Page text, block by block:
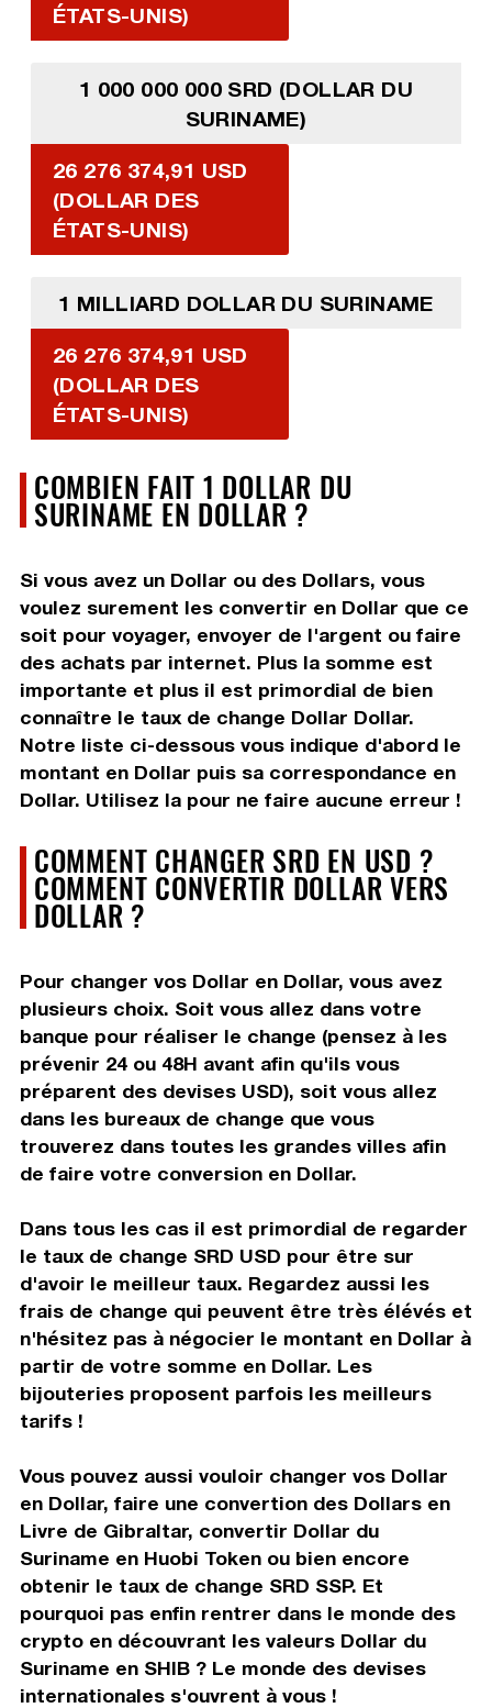
ÉTATS-UNIS)
1 000 000 000 SRD (DOLLAR DU
SURINAME)
26 276 374,91 USD
(DOLLAR DES
ÉTATS-UNIS)
1 MILLIARD DOLLAR DU SURINAME
26 276 374,91 USD
(DOLLAR DES
ÉTATS-UNIS)
COMBIEN FAIT 1 DOLLAR DU
SURINAME EN DOLLAR ?
Si vous avez un Dollar ou des Dollars, vous
voulez surement les convertir en Dollar que ce
soit pour voyager, envoyer de l'argent ou faire
des achats par internet. Plus la somme est
importante et plus il est primordial de bien
connaître le taux de change Dollar Dollar.
Notre liste ci-dessous vous indique d'abord le
montant en Dollar puis sa correspondance en
Dollar. Utilisez la pour ne faire aucune erreur !
COMMENT CHANGER SRD EN USD ?
COMMENT CONVERTIR DOLLAR VERS
DOLLAR ?
Pour changer vos Dollar en Dollar, vous avez
plusieurs choix. Soit vous allez dans votre
banque pour réaliser le change (pensez à les
prévenir 24 ou 48H avant afin qu'ils vous
préparent des devises USD), soit vous allez
dans les bureaux de change que vous
trouverez dans toutes les grandes villes afin
de faire votre conversion en Dollar.
Dans tous les cas il est primordial de regarder
le taux de change SRD USD pour être sur
d'avoir le meilleur taux. Regardez aussi les
frais de change qui peuvent être très élévés et
n'hésitez pas à négocier le montant en Dollar à
partir de votre somme en Dollar. Les
bijouteries proposent parfois les meilleurs
tarifs !
Vous pouvez aussi vouloir changer vos Dollar
en Dollar, faire une convertion des Dollars en
Livre de Gibraltar, convertir Dollar du
Suriname en Huobi Token ou bien encore
obtenir le taux de change SRD SSP. Et
pourquoi pas enfin rentrer dans le monde des
crypto en découvrant les valeurs Dollar du
Suriname en SHIB ? Le monde des devises
internationales s'ouvrent à vous !